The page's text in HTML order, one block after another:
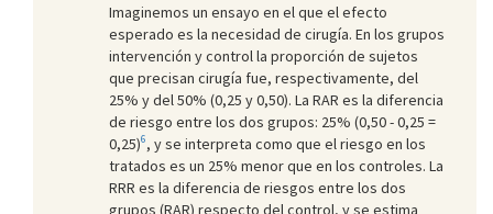
Imaginemos un ensayo en el que el efecto
esperado es la necesidad de cirugía. En los grupos
intervención y control la proporción de sujetos
que precisan cirugía fue, respectivamente, del
25% y del 50% (0,25 y 0,50). La RAR es la diferencia
de riesgo entre los dos grupos: 25% (0,50 - 0,25 =
0,25)6, y se interpreta como que el riesgo en los
tratados es un 25% menor que en los controles. La
RRR es la diferencia de riesgos entre los dos
grupos (RAR) respecto del control, y se estima